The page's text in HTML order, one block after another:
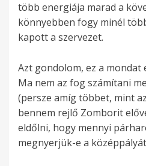
több energiája marad a
könnyebben fogy minél
kapott a szervezet.
Azt gondolom, ez a mondat
Ma nem az fog számítani
(persze amíg többet, mint
bennem rejlő Zomborit
eldőlni, hogy mennyi
megnyerjük-e a